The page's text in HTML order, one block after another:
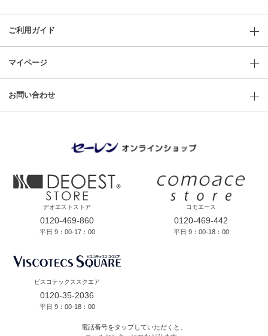
ご利用ガイド
マイページ
お問い合わせ
デオエストストア
0120-469-860
平日 9：00-17：00
コモエース
0120-469-442
平日 9：00-18：00
ビスコテックススクエア
0120-35-2036
平日 9：00-18：00
電話番号をタップしていただくと、